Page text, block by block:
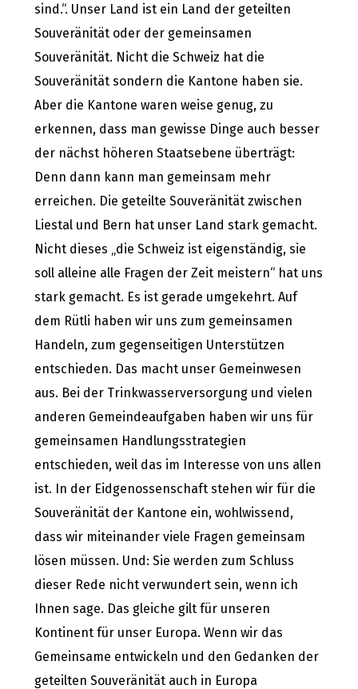
sind.“. Unser Land ist ein Land der geteilten
Souveränität oder der gemeinsamen
Souveränität. Nicht die Schweiz hat die
Souveränität sondern die Kantone haben sie.
Aber die Kantone waren weise genug, zu
erkennen, dass man gewisse Dinge auch besser
der nächst höheren Staatsebene überträgt:
Denn dann kann man gemeinsam mehr
erreichen. Die geteilte Souveränität zwischen
Liestal und Bern hat unser Land stark gemacht.
Nicht dieses „die Schweiz ist eigenständig, sie
soll alleine alle Fragen der Zeit meistern“ hat uns
stark gemacht. Es ist gerade umgekehrt. Auf
dem Rütli haben wir uns zum gemeinsamen
Handeln, zum gegenseitigen Unterstützen
entschieden. Das macht unser Gemeinwesen
aus. Bei der Trinkwasserversorgung und vielen
anderen Gemeindeaufgaben haben wir uns für
gemeinsamen Handlungsstrategien
entschieden, weil das im Interesse von uns allen
ist. In der Eidgenossenschaft stehen wir für die
Souveränität der Kantone ein, wohlwissend,
dass wir miteinander viele Fragen gemeinsam
lösen müssen. Und: Sie werden zum Schluss
dieser Rede nicht verwundert sein, wenn ich
Ihnen sage. Das gleiche gilt für unseren
Kontinent für unser Europa. Wenn wir das
Gemeinsame entwickeln und den Gedanken der
geteilten Souveränität auch in Europa